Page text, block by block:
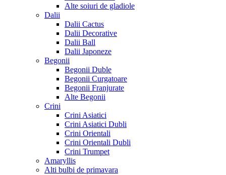
Alte soiuri de gladiole
Dalii
Dalii Cactus
Dalii Decorative
Dalii Ball
Dalii Japoneze
Begonii
Begonii Duble
Begonii Curgatoare
Begonii Franjurate
Alte Begonii
Crini
Crini Asiatici
Crini Asiatici Dubli
Crini Orientali
Crini Orientali Dubli
Crini Trumpet
Amaryllis
Alti bulbi de primavara